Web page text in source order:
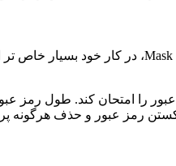
امتحان کند. طول رمز عبور،
رمز عبور و حذف